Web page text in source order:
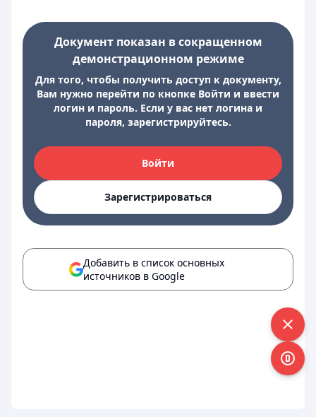
Документ показан в сокращенном
демонстрационном режиме
Для того, чтобы получить доступ к документу,
Вам нужно перейти по кнопке Войти и ввести
логин и пароль. Если у вас нет логина и
пароля, зарегистрируйтесь.
Войти
Зарегистрироваться
Добавить в список основных
источников в Google